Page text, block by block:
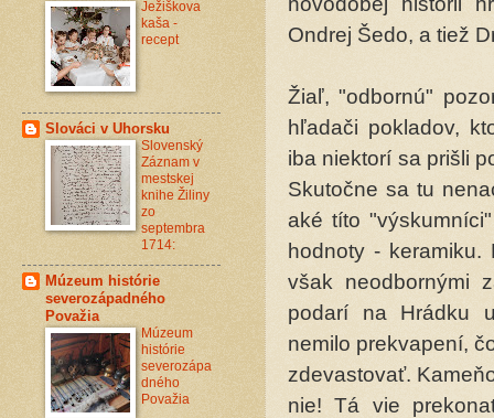
Ondrej Šedo, a tiež
Žiaľ, "odbornú"
hľadači pokladov,
iba niektorí sa prišli
Skutočne sa tu
aké títo
hodnoty - keramiku.
však neodbornými
podarí na Hrádku
nemilo prekvapení,
zdevastovať.
nie! Tá vie
Ježiškova
kaša -
recept
Slováci v Uhorsku
Slovenský
Záznam v
mestskej
knihe Žiliny
zo
septembra
1714:
Múzeum histórie
severozápadného
Považia
Múzeum
histórie
severozápa
dného
Považia